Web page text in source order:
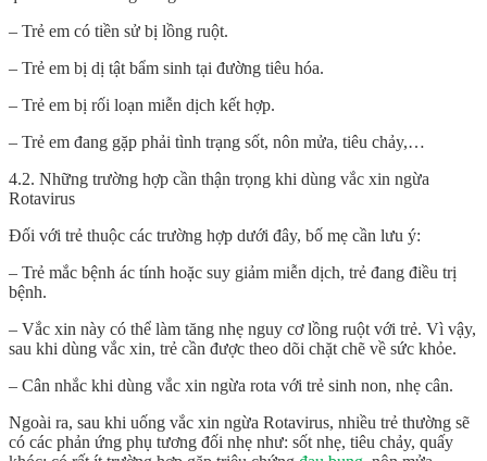
– Trẻ em có tiền sử bị lồng ruột.
– Trẻ em bị dị tật bẩm sinh tại đường tiêu hóa.
– Trẻ em bị rối loạn miễn dịch kết hợp.
– Trẻ em đang gặp phải tình trạng sốt, nôn mửa, tiêu chảy,…
4.2. Những trường hợp cần thận trọng khi dùng vắc xin ngừa
Rotavirus
Đối với trẻ thuộc các trường hợp dưới đây, bố mẹ cần lưu ý:
– Trẻ mắc bệnh ác tính hoặc suy giảm miễn dịch, trẻ đang điều trị
bệnh.
– Vắc xin này có thể làm tăng nhẹ nguy cơ lồng ruột với trẻ. Vì vậy,
sau khi dùng vắc xin, trẻ cần được theo dõi chặt chẽ về sức khỏe.
– Cân nhắc khi dùng vắc xin ngừa rota với trẻ sinh non, nhẹ cân.
Ngoài ra, sau khi uống vắc xin ngừa Rotavirus, nhiều trẻ thường sẽ
có các phản ứng phụ tương đối nhẹ như: sốt nhẹ, tiêu chảy, quấy